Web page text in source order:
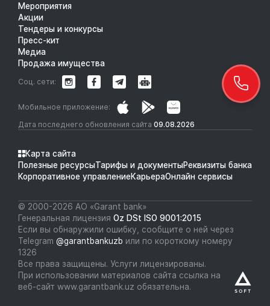
Мероприятия
Акции
Тендеры и конкурсы
Пресс-кит
Медиа
Продажа имущества
Дата последнего обновления сайта 09.08.2026
Мобильное приложение:
Соц. сети:
Карта сайта
Полезные ресурсыТарифы и документыРеквизиты банка
Корпоративное управлениеКарьераОнлайн сервисы
© 2000-2026 АО «Garant bank»
Генеральная лицензия Oz DSt ISO 9001:2015
Если вы обнаружили ошибку, сообщите о ней через
Telegram @garantbankuzb или по короткому номеру
1326
Все права защищены. Услуги лицензированы.
При использовании материалов сайта ссылка на
веб-сайт www.garantbank.uz обязательна.